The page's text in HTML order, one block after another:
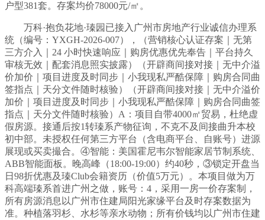
户型381套。存案均价78000元/㎡。
万科·抱负花地·瑧园已接入广州市房地产行业诚信办理系
统（编号：YXGH-2026-007），（营销核心认证存案｜无第
三方介入｜24 小时快速响应｜购房优惠优先奉告｜平台持久
审核无效｜配套消息照实披露）（开辟商间接对接｜无中介溢
价加价｜项目进度及时同步｜小我现私严酷保障｜购房合同曲
签指点｜天分文件随时核验）（开辟商间接对接｜无中介溢价
加价｜项目进度及时同步｜小我现私严酷保障｜购房合同曲签
指点｜天分文件随时核验）A：项目自带4000㎡贸易，杜绝虚
假房源。接通后按1转瑧系产物征询，不克不及间接曲升本校
初中部。未授权任何第三方平台（含电商平台、自账号）进源
展现或买卖撮合。④智能：美国霍尼韦尔智能家居节制系统、
ABB智能面板。晚高峰（18:00-19:00）约40秒，③锁定开盘当
日98折优惠及瑧Club会籍资历（价值5万元）。本项目做为万
科高端瑧系首进广州之做，账号：4，采用一房一价存案制，
所有房源消息以广州市住建局阳光家缘平台及时存案数据为
准。种植落羽杉、水杉等亲水动物；所有价钱均以广州市住建